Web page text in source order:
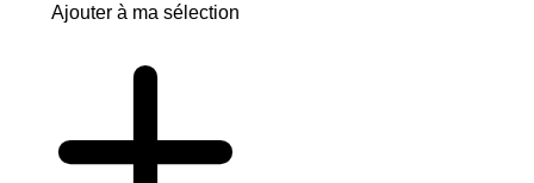
Ajouter à ma sélection